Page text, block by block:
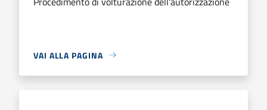
VAI ALLA PAGINA